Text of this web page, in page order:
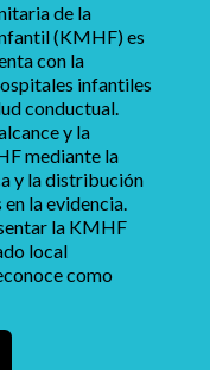
de la
(KMHF) es
con la
infantiles
conductual.
y la
mediante la
y la distribución
la evidencia.
la KMHF
local
como